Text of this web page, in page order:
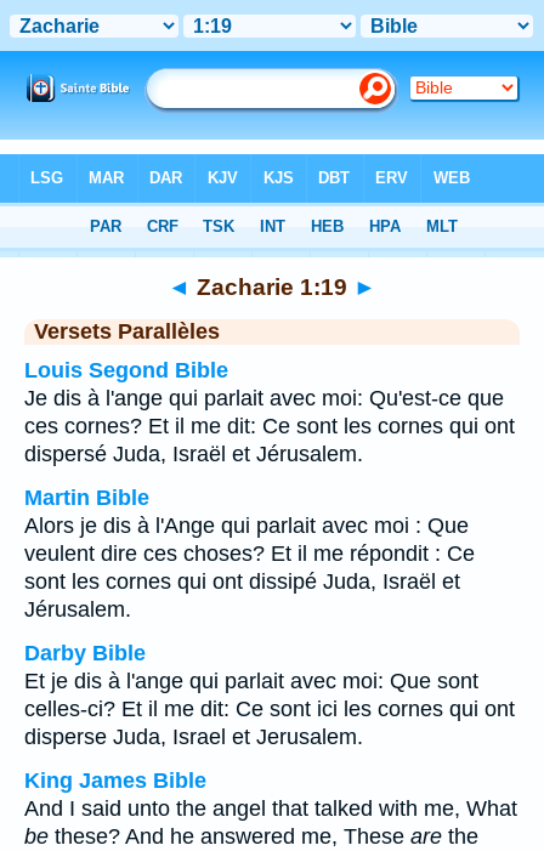
Chapitre 1 > Verset 19
◄ Zacharie 1:19 ►
Versets Parallèles
Louis Segond Bible
Je dis à l'ange qui parlait avec moi: Qu'est-ce que
ces cornes? Et il me dit: Ce sont les cornes qui ont
dispersé Juda, Israël et Jérusalem.
Martin Bible
Alors je dis à l'Ange qui parlait avec moi : Que
veulent dire ces choses? Et il me répondit : Ce
sont les cornes qui ont dissipé Juda, Israël et
Jérusalem.
Darby Bible
Et je dis à l'ange qui parlait avec moi: Que sont
celles-ci? Et il me dit: Ce sont ici les cornes qui ont
disperse Juda, Israel et Jerusalem.
King James Bible
And I said unto the angel that talked with me, What
be these? And he answered me, These are the